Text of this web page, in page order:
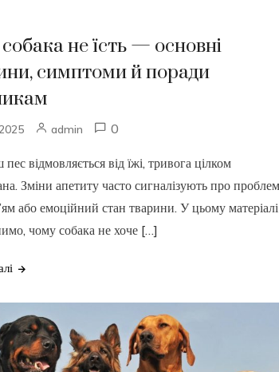
не їсть — основні
симптоми й поради
admin 0
відмовляється від їжі, тривога цілком
Зміни апетиту часто сигналізують про
або емоційний стан тварини. У цьому матеріалі
чому собака не хоче […]